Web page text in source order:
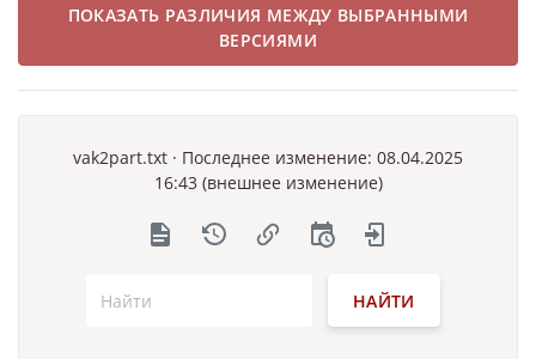
ПОКАЗАТЬ РАЗЛИЧИЯ МЕЖДУ ВЫБРАННЫМИ
ВЕРСИЯМИ
vak2part.txt · Последнее изменение: 08.04.2025
16:43 (внешнее изменение)
НАЙТИ